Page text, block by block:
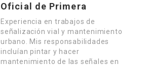
Oficial de Primera
Experiencia en trabajos de
señalización vial y mantenimiento
urbano. Mis responsabilidades
incluían pintar y hacer
mantenimiento de las señales en